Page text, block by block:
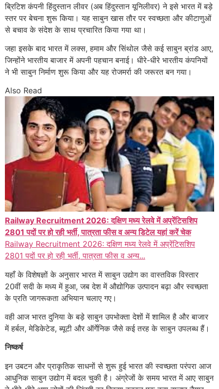
ब्रिटिश कंपनी हिंदुस्तान लीवर (अब हिंदुस्तान यूनिलीवर) ने इसे भारत में बड़े
स्तर पर बेचना शुरू किया। यह साबुन खास तौर पर स्वच्छता और कीटाणुओं
से बचाव के संदेश के साथ प्रचारित किया गया था।
जहा इसके बाद भारत में लक्स, हमाम और सिंथोल जैसे कई साबुन ब्रांड आए,
जिन्होंने भारतीय बाजार में अपनी पहचान बनाई। धीरे-धीरे भारतीय कंपनियों
ने भी साबुन निर्माण शुरू किया और यह रोजमर्रा की जरूरत बन गया।
Also Read
Railway Recruitment 2026: दक्षिण मध्य रेलवे में अप्रेंटिसशिप
2801 पदों पर हो रही भर्ती, पात्रता फीस व अन्य डिटेल यहां करें चेक
Railway Recruitment 2026: दक्षिण मध्य रेलवे में अप्रेंटिसशिप
2801 पदों पर हो रही भर्ती, पात्रता फीस व अन्य...
यहाँ के विशेषज्ञों के अनुसार भारत में साबुन उद्योग का वास्तविक विस्तार
20वीं सदी के मध्य में हुआ, जब देश में औद्योगिक उत्पादन बढ़ा और स्वच्छता
के प्रति जागरूकता अभियान चलाए गए।
वही आज भारत दुनिया के बड़े साबुन उपभोक्ता देशों में शामिल है और बाजार
में हर्बल, मेडिकेटेड, ब्यूटी और ऑर्गेनिक जैसे कई तरह के साबुन उपलब्ध हैं।
निष्कर्ष
इन उबटन और प्राकृतिक साधनों से शुरू हुई भारत की स्वच्छता परंपरा आज
आधुनिक साबुन उद्योग में बदल चुकी है। अंग्रेजों के समय भारत में आए साबुन